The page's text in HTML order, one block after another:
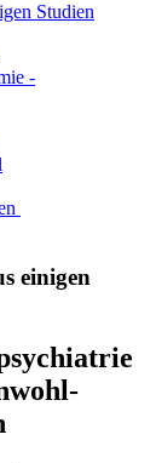
Studien
-
einigen